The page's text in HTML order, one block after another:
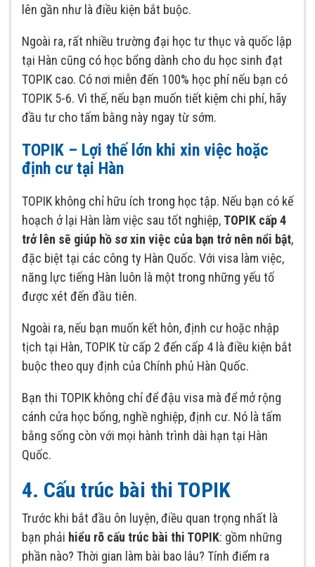
lên gần như là điều kiện bắt buộc.
Ngoài ra, rất nhiều trường đại học tư thục và quốc lập
tại Hàn cũng có học bổng dành cho du học sinh đạt
TOPIK cao. Có nơi miễn đến 100% học phí nếu bạn có
TOPIK 5-6. Vì thế, nếu bạn muốn tiết kiệm chi phí, hãy
đầu tư cho tấm bằng này ngay từ sớm.
TOPIK – Lợi thế lớn khi xin việc hoặc
định cư tại Hàn
TOPIK không chỉ hữu ích trong học tập. Nếu bạn có kế
hoạch ở lại Hàn làm việc sau tốt nghiệp, TOPIK cấp 4
trở lên sẽ giúp hồ sơ xin việc của bạn trở nên nổi bật,
đặc biệt tại các công ty Hàn Quốc. Với visa làm việc,
năng lực tiếng Hàn luôn là một trong những yếu tố
được xét đến đầu tiên.
Ngoài ra, nếu bạn muốn kết hôn, định cư hoặc nhập
tịch tại Hàn, TOPIK từ cấp 2 đến cấp 4 là điều kiện bắt
buộc theo quy định của Chính phủ Hàn Quốc.
Bạn thi TOPIK không chỉ để đậu visa mà để mở rộng
cánh cửa học bổng, nghề nghiệp, định cư. Nó là tấm
bằng sống còn với mọi hành trình dài hạn tại Hàn
Quốc.
4. Cấu trúc bài thi TOPIK
Trước khi bắt đầu ôn luyện, điều quan trọng nhất là
bạn phải hiểu rõ cấu trúc bài thi TOPIK: gồm những
phần nào? Thời gian làm bài bao lâu? Tính điểm ra